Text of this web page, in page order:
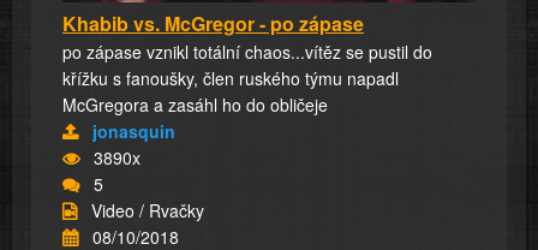
Khabib vs. McGregor - po zápase
po zápase vznikl totální chaos...vítěz se pustil do
křížku s fanoušky, člen ruského týmu napadl
McGregora a zasáhl ho do obličeje
jonasquin
3890x
5
Video / Rvačky
08/10/2018